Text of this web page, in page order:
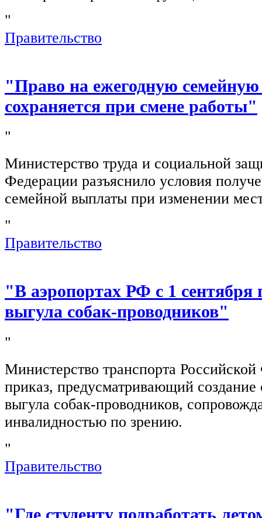
"
Правительство
"Право на ежегодную
сохраняется при смене работы"
"
Министерство труда и социальной
Федерации разъяснило условия
семейной выплаты при изменении
"
Правительство
"В аэропортах РФ с 1 сентября
выгула собак-проводников"
"
Министерство транспорта
приказ, предусматривающий создание
выгула собак-проводников,
инвалидностью по зрению.
"
Правительство